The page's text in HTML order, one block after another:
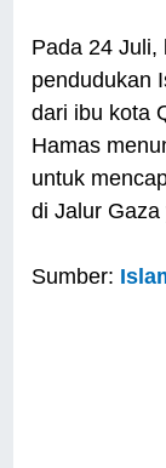
Pada 24 Juli,
pendudukan
dari ibu kota
Hamas
untuk
di Jalur
Sumber: